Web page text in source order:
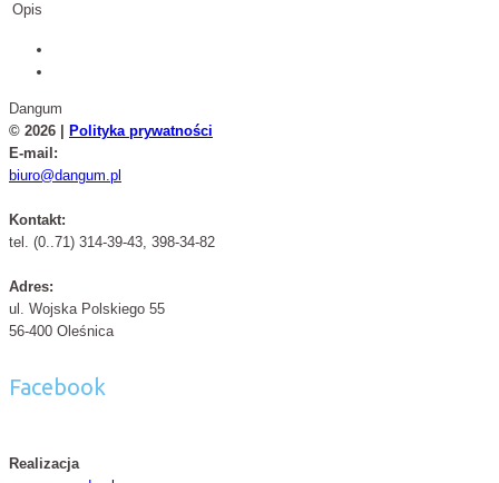
Opis
Dangum
© 2026 |
Polityka prywatności
E-mail:
biuro@dangum.pl
Kontakt:
tel. (0..71) 314-39-43, 398-34-82
Adres:
ul. Wojska Polskiego 55
56-400 Oleśnica
Facebook
Realizacja